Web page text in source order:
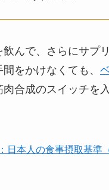
飲んで、さらにサプ
をかけなくても、
肉合成のスイッチを
日本人の食事摂取基準